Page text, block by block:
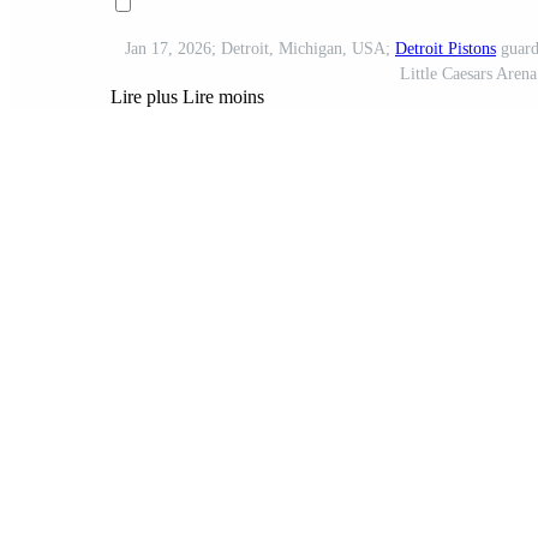
Jan 17, 2026; Detroit, Michigan, USA; Detroit Pistons
Little Caesars
Lire plus Lire moins